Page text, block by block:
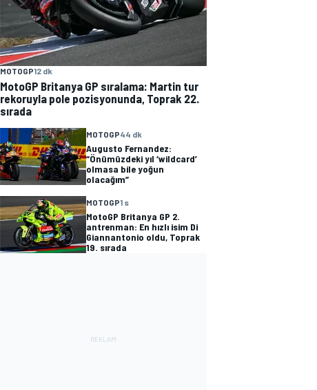
MOTOGP12 dk
MotoGP Britanya GP sıralama: Martin tur
rekoruyla pole pozisyonunda, Toprak 22.
sırada
MOTOGP44 dk
Augusto Fernandez:
“Önümüzdeki yıl ‘wildcard’
olmasa bile yoğun
olacağım”
MOTOGP1 s
MotoGP Britanya GP 2.
antrenman: En hızlı isim Di
Giannantonio oldu, Toprak
19. sırada